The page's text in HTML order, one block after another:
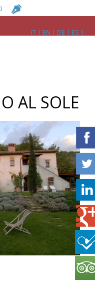
IT
EN DE ES
AL SOLE